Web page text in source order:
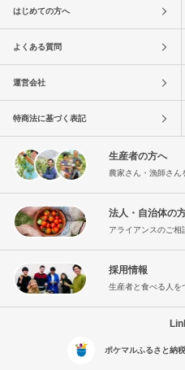
はじめての方へ
よくある質問
運営会社
特商法に基づく表記
生産者の方へ
農家さん・漁師さん
法人・自治体の
アライアンスのご相
採用情報
生産者と食べる人を
ポケマルふるさと納税